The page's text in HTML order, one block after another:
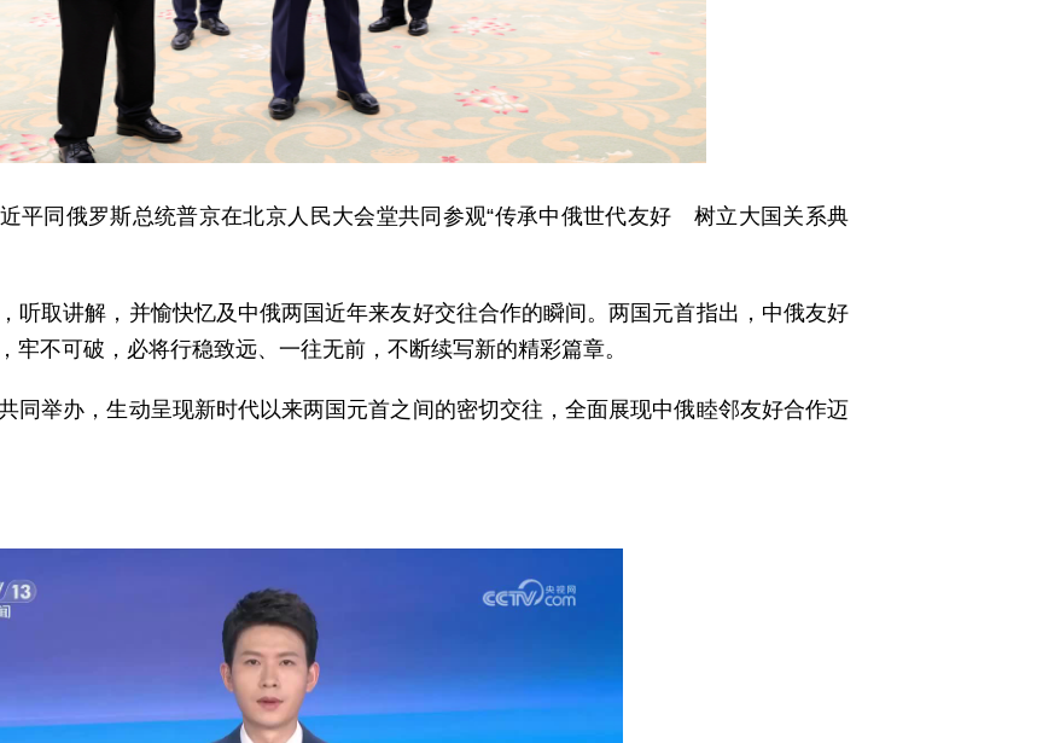
平同俄罗斯总统普京在北京人民大会堂共同参观“传承中俄世代友好 树立大国关系典
听取讲解，并愉快忆及中俄两国近年来友好交往合作的瞬间。两国元首指出，中俄友好
牢不可破，必将行稳致远、一往无前，不断续写新的精彩篇章。
同举办，生动呈现新时代以来两国元首之间的密切交往，全面展现中俄睦邻友好合作迈